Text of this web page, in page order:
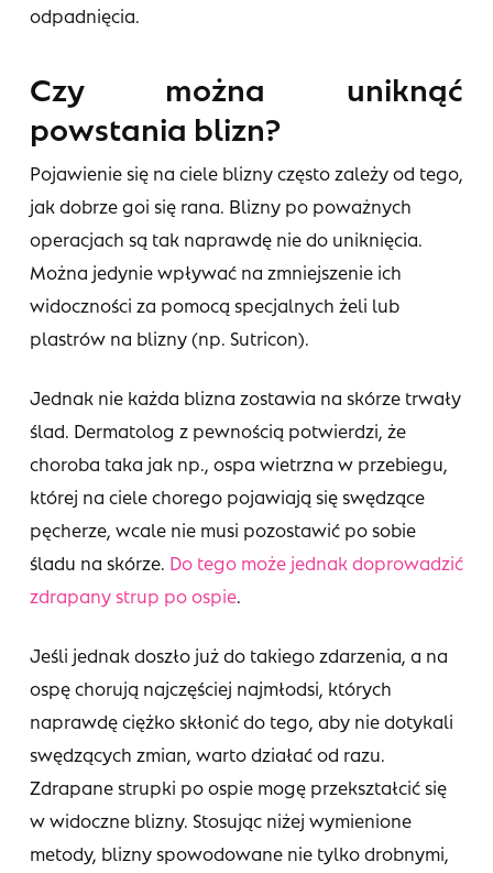
odpadnięcia.
Czy można uniknąć
powstania blizn?
Pojawienie się na ciele blizny często zależy od tego,
jak dobrze goi się rana. Blizny po poważnych
operacjach są tak naprawdę nie do uniknięcia.
Można jedynie wpływać na zmniejszenie ich
widoczności za pomocą specjalnych żeli lub
plastrów na blizny (np. Sutricon).
Jednak nie każda blizna zostawia na skórze trwały
ślad. Dermatolog z pewnością potwierdzi, że
choroba taka jak np., ospa wietrzna w przebiegu,
której na ciele chorego pojawiają się swędzące
pęcherze, wcale nie musi pozostawić po sobie
śladu na skórze. Do tego może jednak doprowadzić
zdrapany strup po ospie.
Jeśli jednak doszło już do takiego zdarzenia, a na
ospę chorują najczęściej najmłodsi, których
naprawdę ciężko skłonić do tego, aby nie dotykali
swędzących zmian, warto działać od razu.
Zdrapane strupki po ospie mogę przekształcić się
w widoczne blizny. Stosując niżej wymienione
metody, blizny spowodowane nie tylko drobnymi,